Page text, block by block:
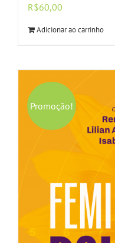
R$60,00
Adicionar ao carrinho
Promoção!